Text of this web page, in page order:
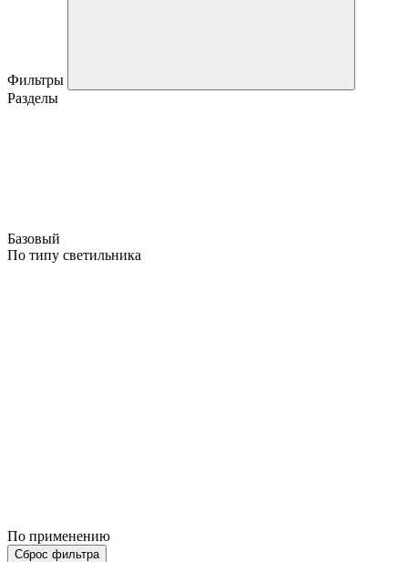
Фильтры
Разделы
Базовый
По типу светильника
По применению
Сброс фильтра